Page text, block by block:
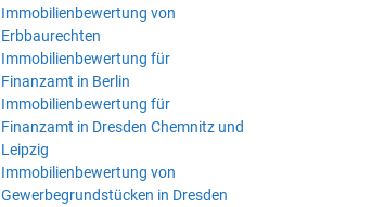
Immobilienbewertung von
Erbbaurechten
Immobilienbewertung für
Finanzamt in Berlin
Immobilienbewertung für
Finanzamt in Dresden Chemnitz und
Leipzig
Immobilienbewertung von
Gewerbegrundstücken in Dresden